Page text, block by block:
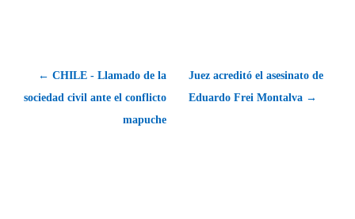
← CHILE - Llamado de la
sociedad civil ante el conflicto
mapuche
Juez acreditó el asesinato de
Eduardo Frei Montalva →